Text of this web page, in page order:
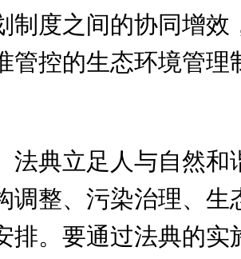
度之间的协同增效
控的生态环境管
典立足人与自然
整、污染治理、
。要通过法典的实